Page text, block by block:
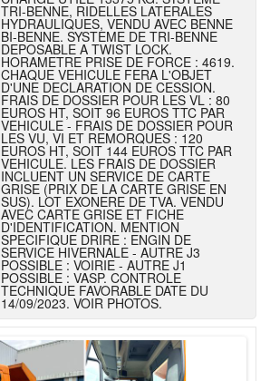
TRI-BENNE, RIDELLES LATERALES
HYDRAULIQUES, VENDU AVEC BENNE
BI-BENNE. SYSTEME DE TRI-BENNE
DEPOSABLE A TWIST LOCK.
HORAMETRE PRISE DE FORCE : 4619.
CHAQUE VEHICULE FERA L'OBJET
D'UNE DECLARATION DE CESSION.
FRAIS DE DOSSIER POUR LES VL : 80
EUROS HT, SOIT 96 EUROS TTC PAR
VEHICULE - FRAIS DE DOSSIER POUR
LES VU, VI ET REMORQUES : 120
EUROS HT, SOIT 144 EUROS TTC PAR
VEHICULE. LES FRAIS DE DOSSIER
INCLUENT UN SERVICE DE CARTE
GRISE (PRIX DE LA CARTE GRISE EN
SUS). LOT EXONERE DE TVA. VENDU
AVEC CARTE GRISE ET FICHE
D'IDENTIFICATION. MENTION
SPECIFIQUE DRIRE : ENGIN DE
SERVICE HIVERNALE - AUTRE J3
POSSIBLE : VOIRIE - AUTRE J1
POSSIBLE : VASP. CONTROLE
TECHNIQUE FAVORABLE DATE DU
14/09/2023. VOIR PHOTOS.